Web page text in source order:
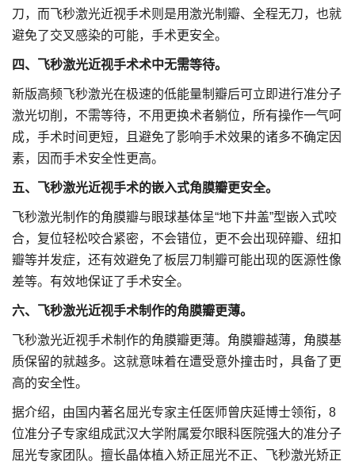
刀，而飞秒激光近视手术则是用激光制瓣、全程无刀，也就
避免了交叉感染的可能，手术更安全。
四、飞秒激光近视手术术中无需等待。
新版高频飞秒激光在极速的低能量制瓣后可立即进行准分子
激光切削，不需等待，不用更换术者躺位，所有操作一气呵
成，手术时间更短，且避免了影响手术效果的诸多不确定因
素，因而手术安全性更高。
五、飞秒激光近视手术的嵌入式角膜瓣更安全。
飞秒激光制作的角膜瓣与眼球基体呈“地下井盖”型嵌入式咬
合，复位轻松咬合紧密，不会错位，更不会出现碎瓣、纽扣
瓣等并发症，还有效避免了板层刀制瓣可能出现的医源性像
差等。有效地保证了手术安全。
六、飞秒激光近视手术制作的角膜瓣更薄。
飞秒激光近视手术制作的角膜瓣更薄。角膜瓣越薄，角膜基
质保留的就越多。这就意味着在遭受意外撞击时，具备了更
高的安全性。
据介绍，由国内著名屈光专家主任医师曾庆延博士领衔，8
位准分子专家组成武汉大学附属爱尔眼科医院强大的准分子
屈光专家团队。擅长晶体植入矫正屈光不正、飞秒激光矫正